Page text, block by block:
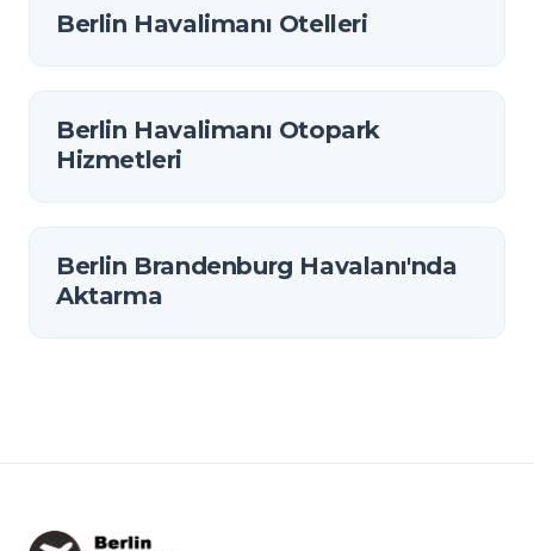
Berlin Havalimanı Otelleri
Berlin Havalimanı Otopark
Hizmetleri
Berlin Brandenburg Havalanı'nda
Aktarma